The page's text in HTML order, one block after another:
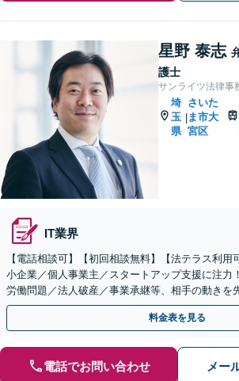
星野 泰志
護士
サンライツ法律事
埼
玉
県
|
さいた
ま市大
宮区
IT業界
【電話相談可】【初回相談無料】【法テラス利用
小企業／個人事業主／スタートアップ支援に注力
労働問題／法人破産／事業承継等、相手の動きを
ート。顧問契約料は柔軟に調整【完全個室】【大
料金表を見る
電話でお問い合わせ メー